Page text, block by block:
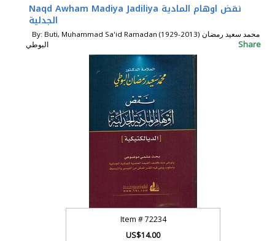
Naqd Awham Madiya Jadiliya نقض اوهام المادية
الجدلية
By: Buti, Muhammad Sa'id Ramadan (1929-2013) محمد سعيد رمضان
البوطي
Share
Item #72234
US$14.00